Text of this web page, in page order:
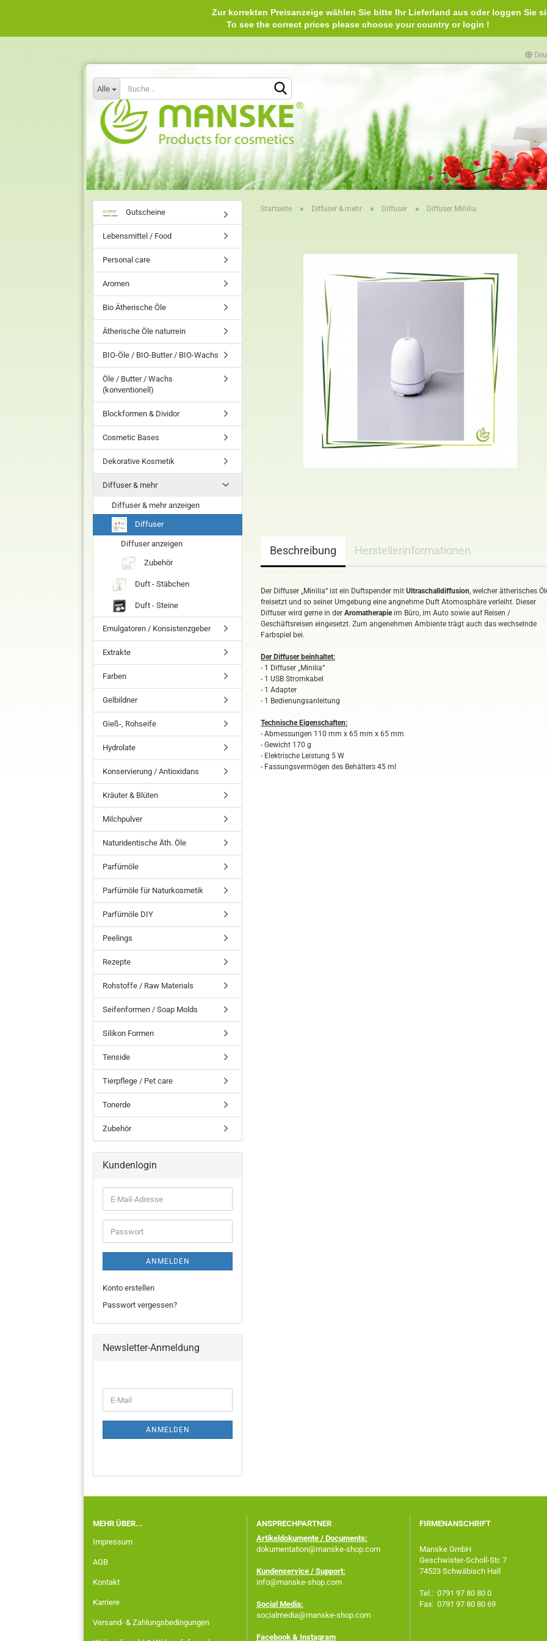
Alle
Zur korrekten Preisanzeige wählen Sie bitte Ihr Lieferland aus oder loggen Sie
To see the correct prices please choose your country or login
Startseite » Diffuser & mehr » Diffuser » Diffuser Minilia
Beschreibung Herstellerinformationen
Der Diffuser „Minilia“ ist ein Duftspender mit Ultraschalldiffusion, welcher ätherisches
freisetzt und so seiner Umgebung eine angnehme Duft Atomosphäre verleiht. Dieser
Diffuser wird gerne in der Aromatherapie im Büro, im Auto sowie auf Reisen /
Geschäftsreisen eingesetzt. Zum angenehmen Ambiente trägt auch das wechselnde
Farbspiel bei.
Der Diffuser beinhaltet:
- 1 Diffuser „Minilia“
- 1 USB Stromkabel
- 1 Adapter
- 1 Bedienungsanleitung
Technische Eigenschaften:
- Abmessungen 110 mm x 65 mm x 65 mm
- Gewicht 170 g
- Elektrische Leistung 5 W
- Fassungsvermögen des Behälters 45 ml
Gutscheine
Lebensmittel / Food
Personal care
Aromen
Bio Ätherische Öle
Ätherische Öle naturrein
BIO-Öle / BIO-Butter / BIO-Wachs
Öle / Butter / Wachs
(konventionell)
Blockformen & Dividor
Cosmetic Bases
Dekorative Kosmetik
Diffuser & mehr
Diffuser & mehr anzeigen
Diffuser
Diffuser anzeigen
Zubehör
Duft - Stäbchen
Duft - Steine
Emulgatoren / Konsistenzgeber
Extrakte
Farben
Gelbildner
Gieß-, Rohseife
Hydrolate
Konservierung / Antioxidans
Kräuter & Blüten
Milchpulver
Naturidentische Äth. Öle
Parfümöle
Parfümöle für Naturkosmetik
Parfümöle DIY
Peelings
Rezepte
Rohstoffe / Raw Materials
Seifenformen / Soap Molds
Silikon Formen
Tenside
Tierpflege / Pet care
Tonerde
Zubehör
Kundenlogin
ANMELDEN
Konto erstellen
Passwort vergessen?
Newsletter-Anmeldung
ANMELDEN
MEHR ÜBER...
Impressum
AGB
Kontakt
Karriere
Versand- & Zahlungsbedingungen
ANSPRECHPARTNER
Artikeldokumente / Documents:
dokumentation@manske-shop.com
Kundenservice / Support:
info@manske-shop.com
Social Media:
socialmedia@manske-shop.com
Facebook& Instagram
FIRMENANSCHRIFT
Manske GmbH
Geschwister-Scholl-Str. 7
74523 Schwäbisch Hall
Tel.: 0791 97 80 80 0
Fax: 0791 97 80 80 69